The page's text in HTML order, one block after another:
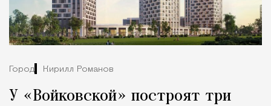
Город Кирилл Романов
У «Войковской» построят три